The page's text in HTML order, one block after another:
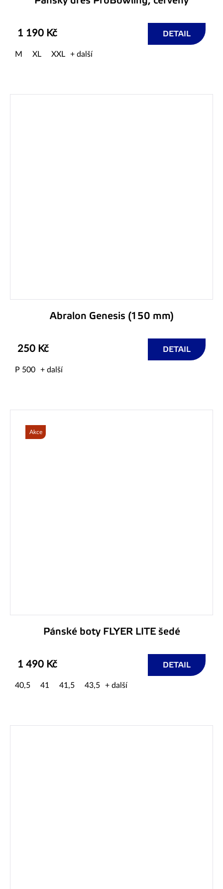
1 190 Kč DETAIL
M XL XXL + další
Abralon Genesis (150 mm)
250 Kč DETAIL
P 500 + další
Akce
Pánské boty FLYER LITE šedé
1 490 Kč DETAIL
40,5 41 41,5 43,5 + další